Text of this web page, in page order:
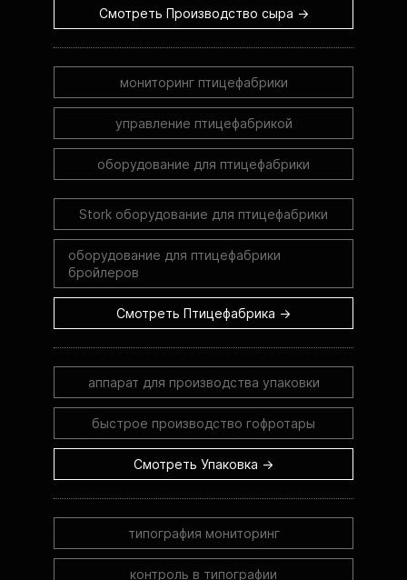
Смотреть Производство сыра →
мониторинг птицефабрики
управление птицефабрикой
оборудование для птицефабрики
Stork оборудование для птицефабрики
оборудование для птицефабрики
бройлеров
Смотреть Птицефабрика →
аппарат для производства упаковки
быстрое производство гофротары
Смотреть Упаковка →
типография мониторинг
контроль в типографии